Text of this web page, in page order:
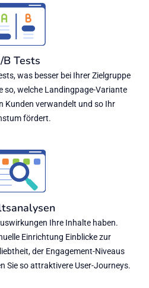
B Tests
was besser bei Ihrer Zielgruppe
so, welche Landingpage-Variante
Kunden verwandelt und so Ihr
fördert.
Ihre Inhalte haben.
Einrichtung Einblicke zur
der Engagement-Niveaus
Sie so attraktivere User-Journeys.